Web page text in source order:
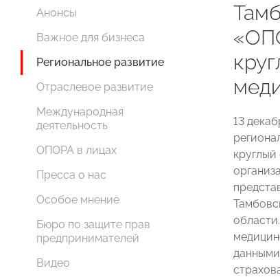
Анонсы
Важное для бизнеса
Региональное развитие
Отраслевое развитие
Международная
деятельность
ОПОРА в лицах
Пресса о нас
Особое мнение
Бюро по защите прав
предпринимателей
Видео
13